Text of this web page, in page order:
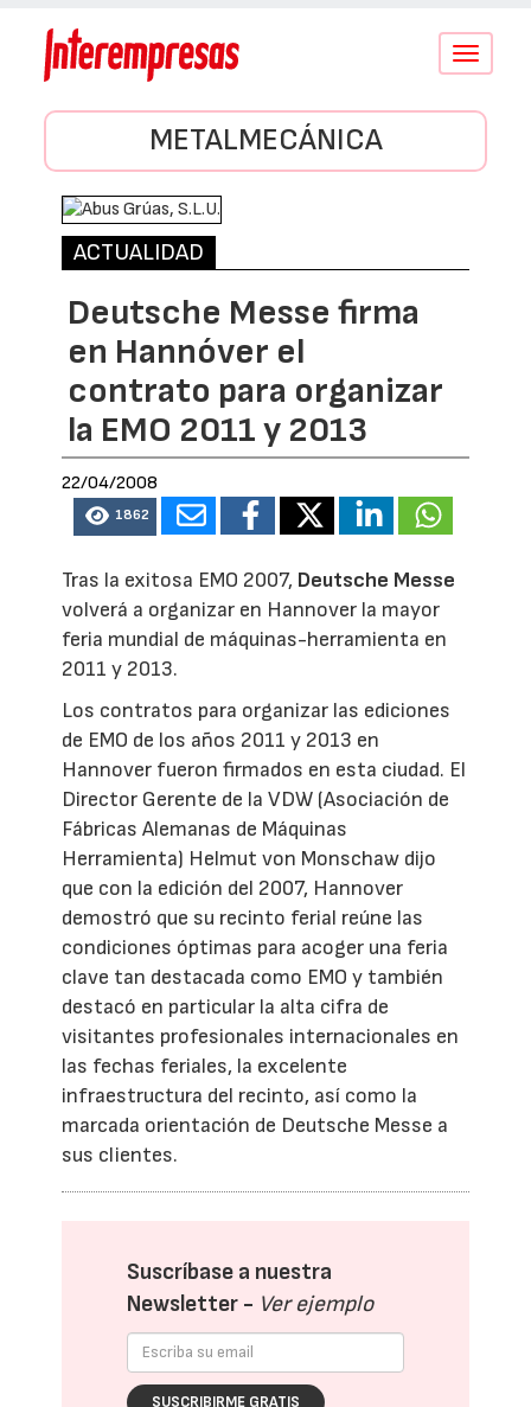
Conmutar
METALMECÁNICA
ACTUALIDAD
Deutsche Messe firma
en Hannóver el
contrato para organizar
la EMO 2011 y 2013
22/04/2008
1862
Tras la exitosa EMO 2007, Deutsche Messe
volverá a organizar en Hannover la mayor
feria mundial de máquinas-herramienta en
2011 y 2013.
Los contratos para organizar las ediciones
de EMO de los años 2011 y 2013 en
Hannover fueron firmados en esta ciudad. El
Director Gerente de la VDW (Asociación de
Fábricas Alemanas de Máquinas
Herramienta) Helmut von Monschaw dijo
que con la edición del 2007, Hannover
demostró que su recinto ferial reúne las
condiciones óptimas para acoger una feria
clave tan destacada como EMO y también
destacó en particular la alta cifra de
visitantes profesionales internacionales en
las fechas feriales, la excelente
infraestructura del recinto, así como la
marcada orientación de Deutsche Messe a
sus clientes.
Suscríbase a nuestra
Newsletter - Ver ejemplo
SUSCRIBIRME GRATIS